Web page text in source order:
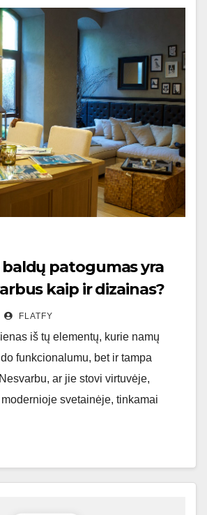
patogumas yra
kaip ir dizainas?
FLATFY
iš tų elementų, kurie namų
funkcionalumu, bet ir tampa
ar jie stovi virtuvėje,
svetainėje, tinkamai